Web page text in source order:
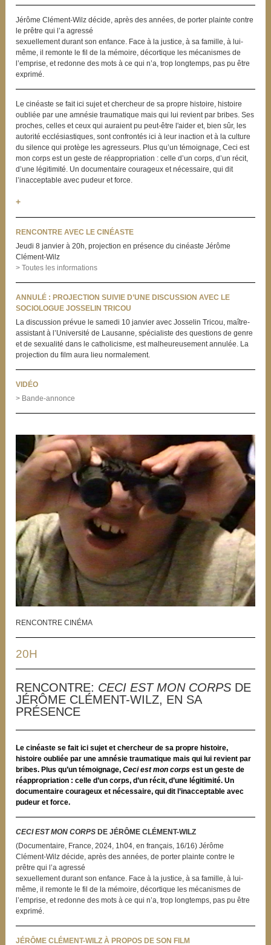
Jérôme Clément-Wilz décide, après des années, de porter plainte contre
le prêtre qui l’a agressé
sexuellement durant son enfance. Face à la justice, à sa famille, à lui-
même, il remonte le fil de la mémoire, décortique les mécanismes de
l’emprise, et redonne des mots à ce qui n’a, trop longtemps, pas pu être
exprimé.
Le cinéaste se fait ici sujet et chercheur de sa propre histoire, histoire
oubliée par une amnésie traumatique mais qui lui revient par bribes. Ses
proches, celles et ceux qui auraient pu peut-être l'aider et, bien sûr, les
autorité ecclésiastiques, sont confrontés ici à leur inaction et à la culture
du silence qui protège les agresseurs. Plus qu’un témoignage, Ceci est
mon corps est un geste de réappropriation : celle d’un corps, d’un récit,
d’une légitimité. Un documentaire courageux et nécessaire, qui dit
l’inacceptable avec pudeur et force.
+
RENCONTRE AVEC LE CINÉASTE
Jeudi 8 janvier à 20h, projection en présence du cinéaste Jérôme
Clément-Wilz
> Toutes les informations
ANNULÉ : PROJECTION SUIVIE D’UNE DISCUSSION AVEC LE
SOCIOLOGUE JOSSELIN TRICOU
La discussion prévue le samedi 10 janvier avec Josselin Tricou, maître-
assistant à l’Université de Lausanne, spécialiste des questions de genre
et de sexualité dans le catholicisme, est malheureusement annulée. La
projection du film aura lieu normalement.
VIDÉO
> Bande-annonce
RENCONTRE CINÉMA
20H
RENCONTRE: CECI EST MON CORPS DE
JÉRÔME CLÉMENT-WILZ, EN SA
PRÉSENCE
Le cinéaste se fait ici sujet et chercheur de sa propre histoire,
histoire oubliée par une amnésie traumatique mais qui lui revient par
bribes. Plus qu’un témoignage, Ceci est mon corpsest un geste de
réappropriation : celle d’un corps, d’un récit, d’une légitimité. Un
documentaire courageux et nécessaire, qui dit l’inacceptable avec
pudeur et force.
CECI EST MON CORPS DE JÉRÔME CLÉMENT-WILZ
(Documentaire, France, 2024, 1h04, en français, 16/16) Jérôme
Clément-Wilz décide, après des années, de porter plainte contre le
prêtre qui l’a agressé
sexuellement durant son enfance. Face à la justice, à sa famille, à lui-
même, il remonte le fil de la mémoire, décortique les mécanismes de
l’emprise, et redonne des mots à ce qui n’a, trop longtemps, pas pu être
exprimé.
JÉRÔME CLÉMENT-WILZ À PROPOS DE SON FILM